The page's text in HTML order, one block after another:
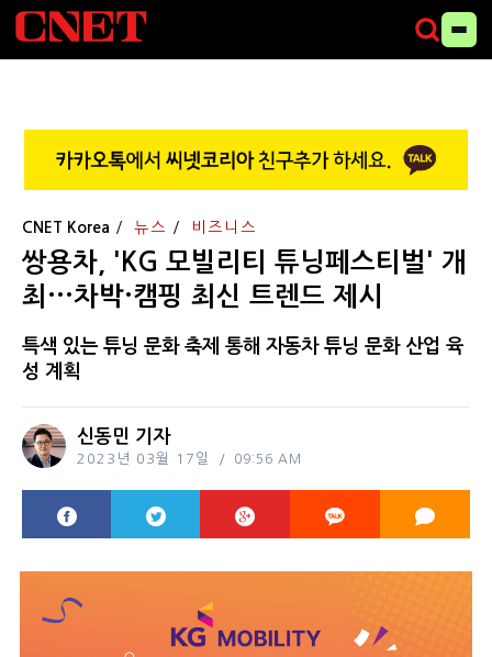
CNET Korea 뉴스 비즈니스
쌍용차, 'KG 모빌리티 튜닝페스티벌' 개
최···차박·캠핑 최신 트렌드 제시
특색 있는 튜닝 문화 축제 통해 자동차 튜닝 문화 산업 육
성 계획
신동민 기자
2023년 03월 17일 09:56 AM